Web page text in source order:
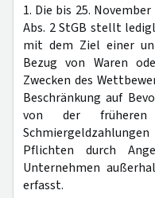
1. Die bis 25.
Abs. 2 StGB stellt
mit dem Ziel einer
Bezug von Waren
Zwecken des
Beschränkung auf
von der
Pflichten durch
Unternehmen
erfasst.